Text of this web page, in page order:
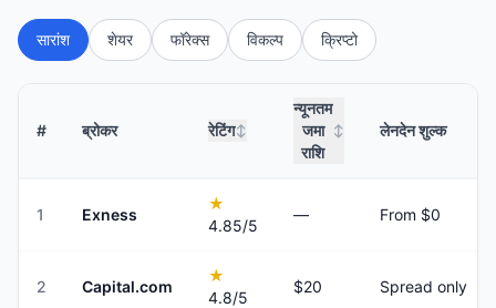
सारांश शेयर फॉरेक्स विकल्प क्रिप्टो
# ब्रोकर रेटिंग↕
न्यूनतम
जमा
राशि
↕ लेनदेन शुल्क
1 Exness
★
4.85/5
— From $0
2 Capital.com
★
4.8/5
$20 Spread only